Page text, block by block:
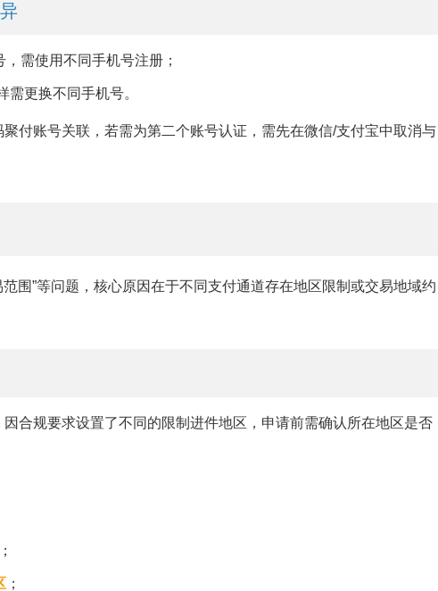
需使用不同手机号注册；
需更换不同手机号。
付账号关联，若需为第二个账号认证，需先在微信/支付宝中取消与
围”等问题，核心原因在于不同支付通道存在地区限制或交易地域约
合规要求设置了不同的限制进件地区，申请前需确认所在地区是否
；
；